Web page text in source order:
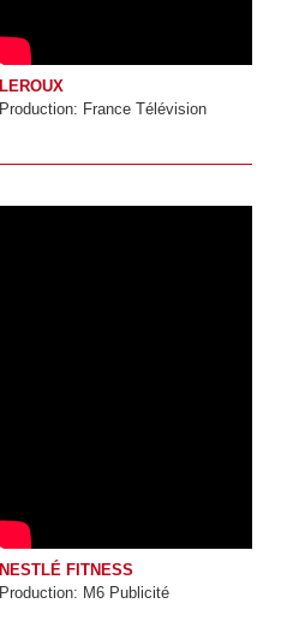
LEROUX
Production: France Télévision
NESTLÉ FITNESS
Production: M6 Publicité